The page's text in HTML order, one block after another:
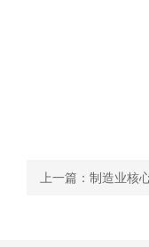
上一篇：制造业核